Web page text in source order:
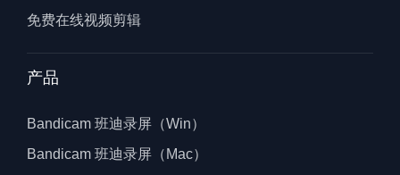
免费在线视频剪辑
产品
Bandicam 班迪录屏（Win）
Bandicam 班迪录屏（Mac）